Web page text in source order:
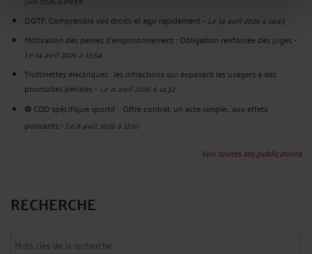
OQTF: Comprendre vos droits et agir rapidement- Le 14 avril 2026 à 14:43
Motivation des peines d’emprisonnement : Obligation renforcée des juges-
Le 14 avril 2026 à 13:54
Trottinettes électriques : les infractions qui exposent les usagers à des
poursuites pénales- Le 11 avril 2026 à 14:32
⚽️ CDD spécifique sportif : Offre contrat, un acte simple… aux effets
puissants- Le 8 avril 2026 à 12:10
Voir toutes ses publications
RECHERCHE